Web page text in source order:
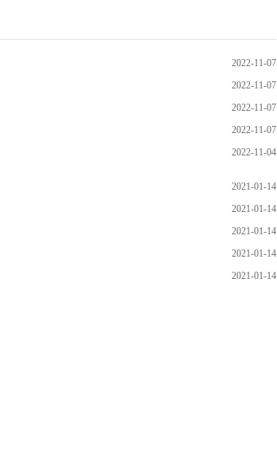
2022-11-07
2022-11-07
2022-11-07
2022-11-07
2022-11-04
2021-01-14
2021-01-14
2021-01-14
2021-01-14
2021-01-14